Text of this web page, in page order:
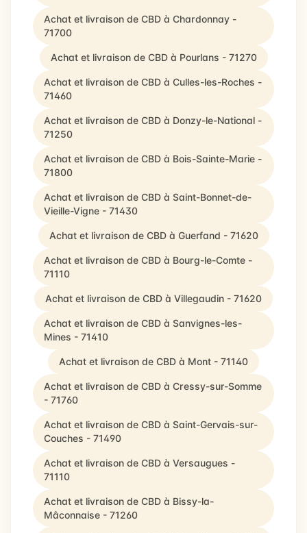
Achat et livraison de CBD à Chardonnay -
71700
Achat et livraison de CBD à Pourlans - 71270
Achat et livraison de CBD à Culles-les-Roches -
71460
Achat et livraison de CBD à Donzy-le-National -
71250
Achat et livraison de CBD à Bois-Sainte-Marie -
71800
Achat et livraison de CBD à Saint-Bonnet-de-
Vieille-Vigne - 71430
Achat et livraison de CBD à Guerfand - 71620
Achat et livraison de CBD à Bourg-le-Comte -
71110
Achat et livraison de CBD à Villegaudin - 71620
Achat et livraison de CBD à Sanvignes-les-
Mines - 71410
Achat et livraison de CBD à Mont - 71140
Achat et livraison de CBD à Cressy-sur-Somme
- 71760
Achat et livraison de CBD à Saint-Gervais-sur-
Couches - 71490
Achat et livraison de CBD à Versaugues -
71110
Achat et livraison de CBD à Bissy-la-
Mâconnaise - 71260